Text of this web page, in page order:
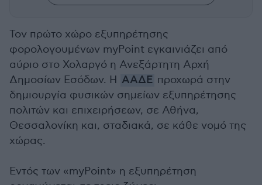
Τον πρώτο χώρο εξυπηρέτησης
φορολογουμένων myPoint εγκαινιάζει από
αύριο στο Χολαργό η Ανεξάρτητη Αρχή
Δημοσίων Εσόδων. Η ΑΑΔΕ προχωρά στην
δημιουργία φυσικών σημείων εξυπηρέτησης
πολιτών και επιχειρήσεων, σε Αθήνα,
Θεσσαλονίκη και, σταδιακά, σε κάθε νομό της
χώρας.
Εντός των «myPoint» η εξυπηρέτηση